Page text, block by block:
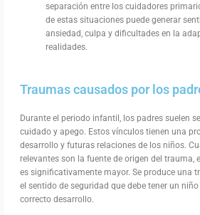
separación entre los cuidadores
de estas situaciones puede generar
ansiedad, culpa y dificultades en la
realidades.
Traumas causados por los
Durante el periodo infantil, los padres suelen
cuidado y apego. Estos vínculos tienen una
desarrollo y futuras relaciones de los niños.
relevantes son la fuente de origen del trauma,
es significativamente mayor. Se produce una
el sentido de seguridad que debe tener un
correcto desarrollo.